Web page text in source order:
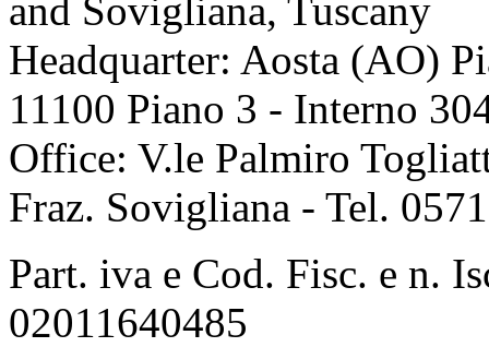
and Sovigliana, Tuscany
Headquarter: Aosta (AO)
11100 Piano 3 - Interno
Office: V.le Palmiro
Fraz. Sovigliana - Tel.
Part. iva e Cod. Fisc. e n.
02011640485